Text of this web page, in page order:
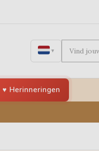
▼
Herinneringen